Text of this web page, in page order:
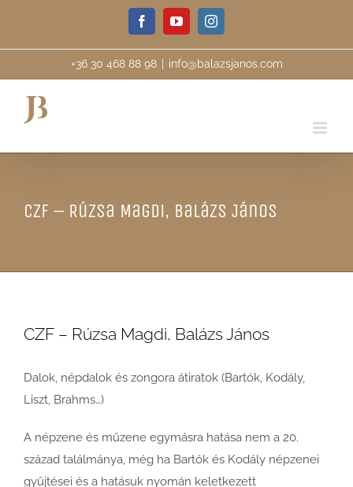
content
FacebookYouTubeInstagram
+36 30 468 88 98 info@balazsjanos.com
CZF – Rúzsa Magdi, Balázs János
CZF – Rúzsa Magdi, Balázs János
Dalok, népdalok és zongora átiratok (Bartók, Kodály,
Liszt, Brahms…)
A népzene és műzene egymásra hatása nem a 20.
század találmánya, még ha Bartók és Kodály népzenei
gyűjtései és a hatásuk nyomán keletkezett